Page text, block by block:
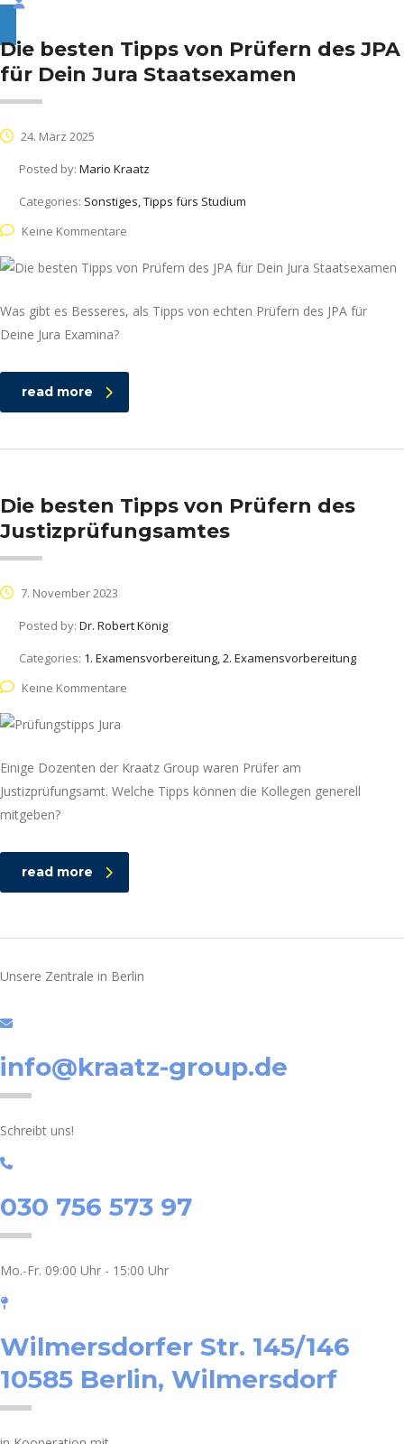
Die besten Tipps von Prüfern des JPA
für Dein Jura Staatsexamen
24. März 2025
Posted by: Mario Kraatz
Categories: Sonstiges, Tipps fürs Studium
Keine Kommentare
Was gibt es Besseres, als Tipps von echten Prüfern des JPA für
Deine Jura Examina?
read more
Die besten Tipps von Prüfern des
Justizprüfungsamtes
7. November 2023
Posted by: Dr. Robert König
Categories: 1. Examensvorbereitung, 2. Examensvorbereitung
Keine Kommentare
Einige Dozenten der Kraatz Group waren Prüfer am
Justizprüfungsamt. Welche Tipps können die Kollegen generell
mitgeben?
read more
Unsere Zentrale in Berlin
info@kraatz-group.de
Schreibt uns!
030 756 573 97
Mo.-Fr. 09:00 Uhr - 15:00 Uhr
Wilmersdorfer Str. 145/146
10585 Berlin, Wilmersdorf